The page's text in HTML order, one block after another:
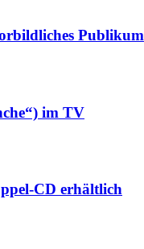
Publikum
im TV
CD erhältlich